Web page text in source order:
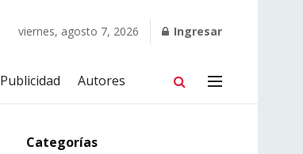
viernes, agosto 7, 2026 Ingresar
Publicidad Autores
Categorías